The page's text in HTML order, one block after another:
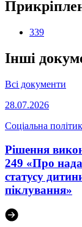
339
Інші
Всі документи
28.07.2026
Соціальна
Рішення
249 «Про
статусу
піклування»